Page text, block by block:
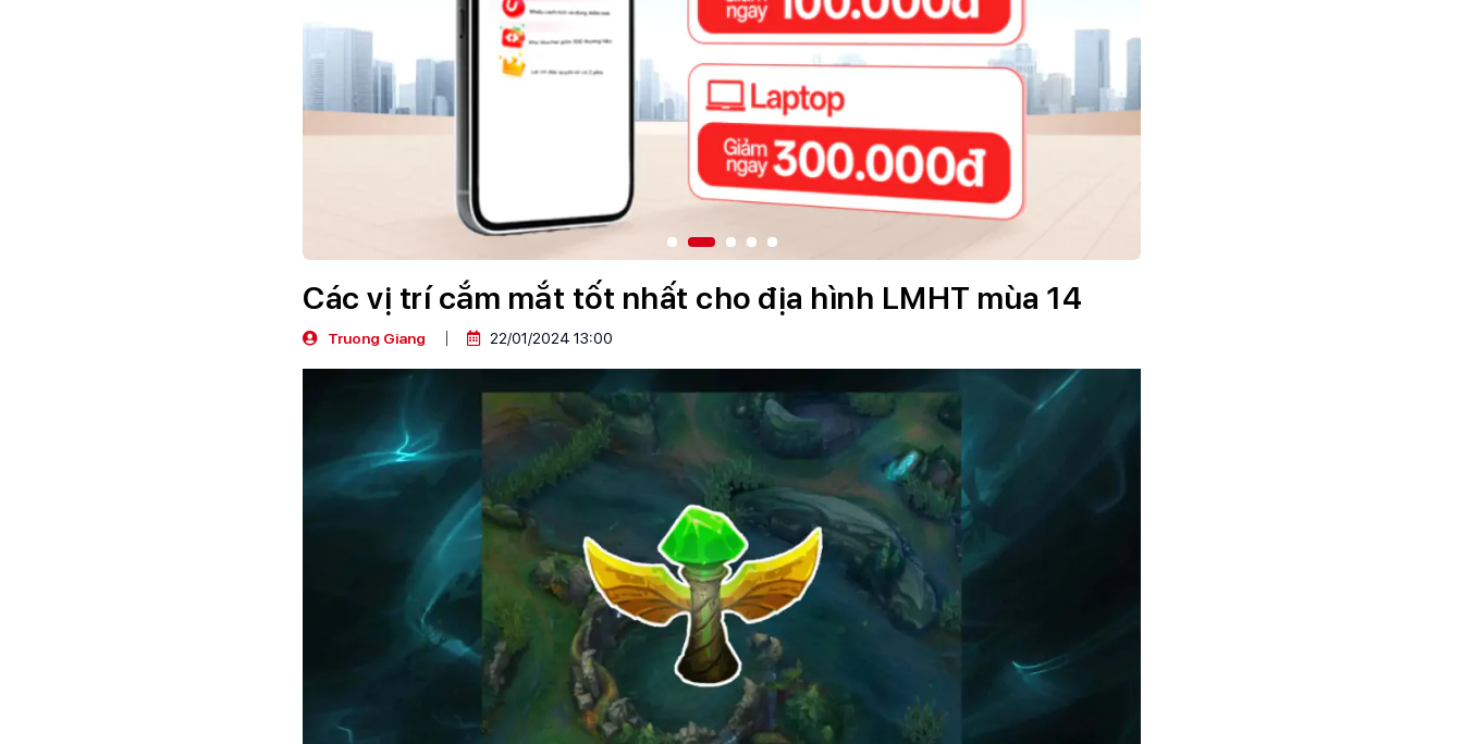
Các vị trí cắm mắt tốt nhất cho địa hình LMHT mùa 14
Truong Giang 22/01/2024 13:00